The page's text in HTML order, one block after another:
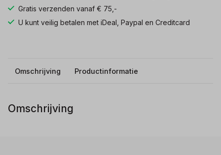
Gratis verzenden vanaf € 75,-
U kunt veilig betalen met iDeal, Paypal en Creditcard
Omschrijving Productinformatie
Omschrijving